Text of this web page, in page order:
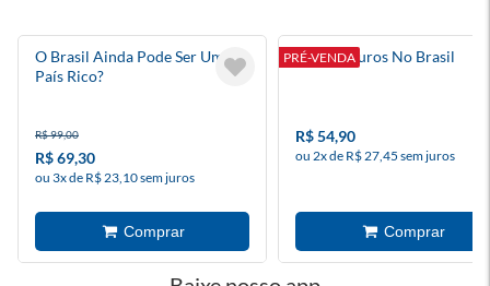
O Brasil Ainda Pode Ser Um
País Rico?
R$ 99,00
R$ 69,30
ou 3x de R$ 23,10 sem juros
PRÉ-VENDA
Taxa De Juros No Brasil
R$ 54,90
ou 2x de R$ 27,45 sem juros